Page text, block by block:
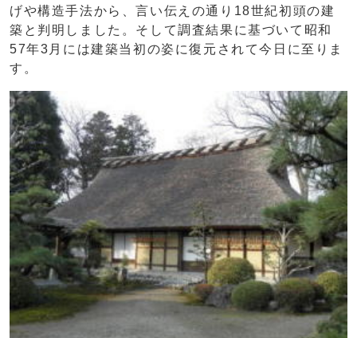
げや構造手法から、言い伝えの通り18世紀初頭の建
築と判明しました。そして調査結果に基づいて昭和
57年3月には建築当初の姿に復元されて今日に至りま
す。